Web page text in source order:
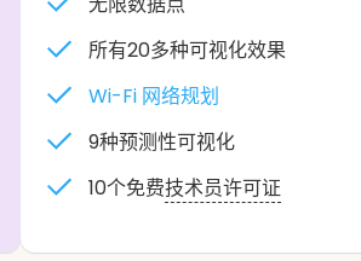
所有20多种可视化效果
Wi-Fi 网络规划
9种预测性可视化
10个免费技术员许可证